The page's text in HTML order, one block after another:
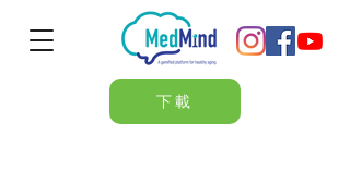
下載